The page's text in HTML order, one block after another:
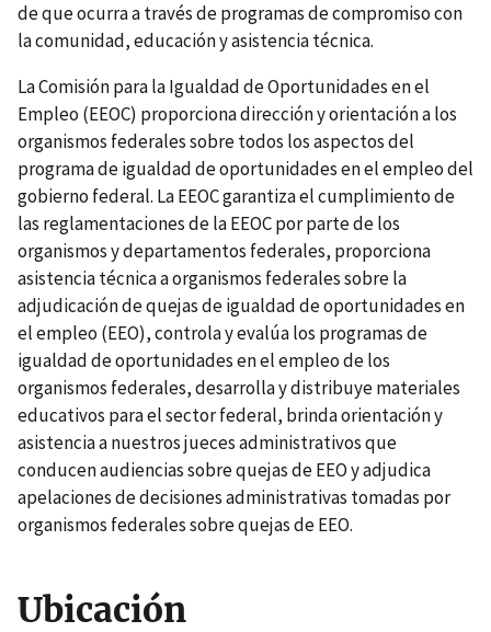
de que ocurra a través de programas de compromiso con
la comunidad, educación y asistencia técnica.
La Comisión para la Igualdad de Oportunidades en el
Empleo (EEOC) proporciona dirección y orientación a los
organismos federales sobre todos los aspectos del
programa de igualdad de oportunidades en el empleo del
gobierno federal. La EEOC garantiza el cumplimiento de
las reglamentaciones de la EEOC por parte de los
organismos y departamentos federales, proporciona
asistencia técnica a organismos federales sobre la
adjudicación de quejas de igualdad de oportunidades en
el empleo (EEO), controla y evalúa los programas de
igualdad de oportunidades en el empleo de los
organismos federales, desarrolla y distribuye materiales
educativos para el sector federal, brinda orientación y
asistencia a nuestros jueces administrativos que
conducen audiencias sobre quejas de EEO y adjudica
apelaciones de decisiones administrativas tomadas por
organismos federales sobre quejas de EEO.
Ubicación